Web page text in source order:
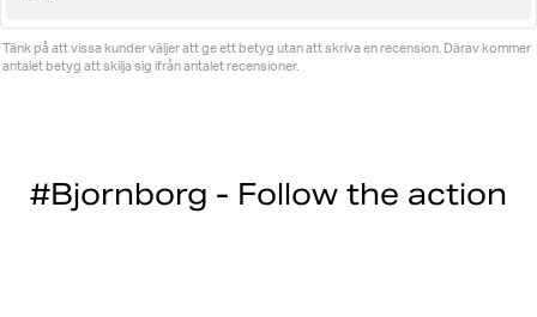
Tänk på att vissa kunder väljer att ge ett betyg utan att skriva en recension. Därav kommer
antalet betyg att skilja sig ifrån antalet recensioner.
#Bjornborg - Follow the action